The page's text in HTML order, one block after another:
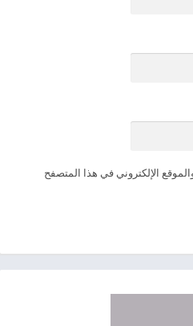
الإلكتروني في هذا المتصفح